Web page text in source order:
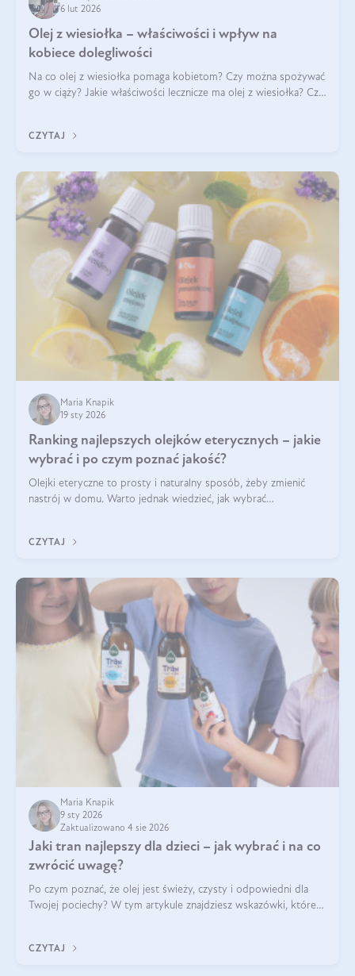
6 lut 2026
Olej z wiesiołka – właściwości i wpływ na
kobiece dolegliwości
Na co olej z wiesiołka pomaga kobietom? Czy można spożywać
go w ciąży? Jakie właściwości lecznicze ma olej z wiesiołka? Czy
CZYTAJ
Maria Knapik
19 sty 2026
Ranking najlepszych olejków eterycznych – jakie
wybrać i po czym poznać jakość?
Olejki eteryczne to prosty i naturalny sposób, żeby zmienić
nastrój w domu. Warto jednak wiedzieć, jak wybrać
kryteria wyboru!
CZYTAJ
Maria Knapik
9 sty 2026
Zaktualizowano 4 sie 2026
Jaki tran najlepszy dla dzieci – jak wybrać i na co
zwrócić uwagę?
Po czym poznać, że olej jest świeży, czysty i odpowiedni dla
Twojej pociechy? W tym artykule znajdziesz wskazówki, które
CZYTAJ